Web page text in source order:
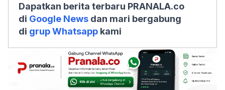
Dapatkan berita terbaru PRANALA.co
di Google News dan mari bergabung
di grup Whatsapp kami